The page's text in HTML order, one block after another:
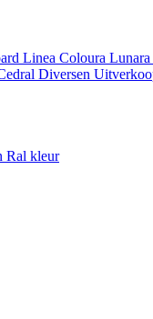
Linea Coloura Lunara
Diversen
Ral kleur